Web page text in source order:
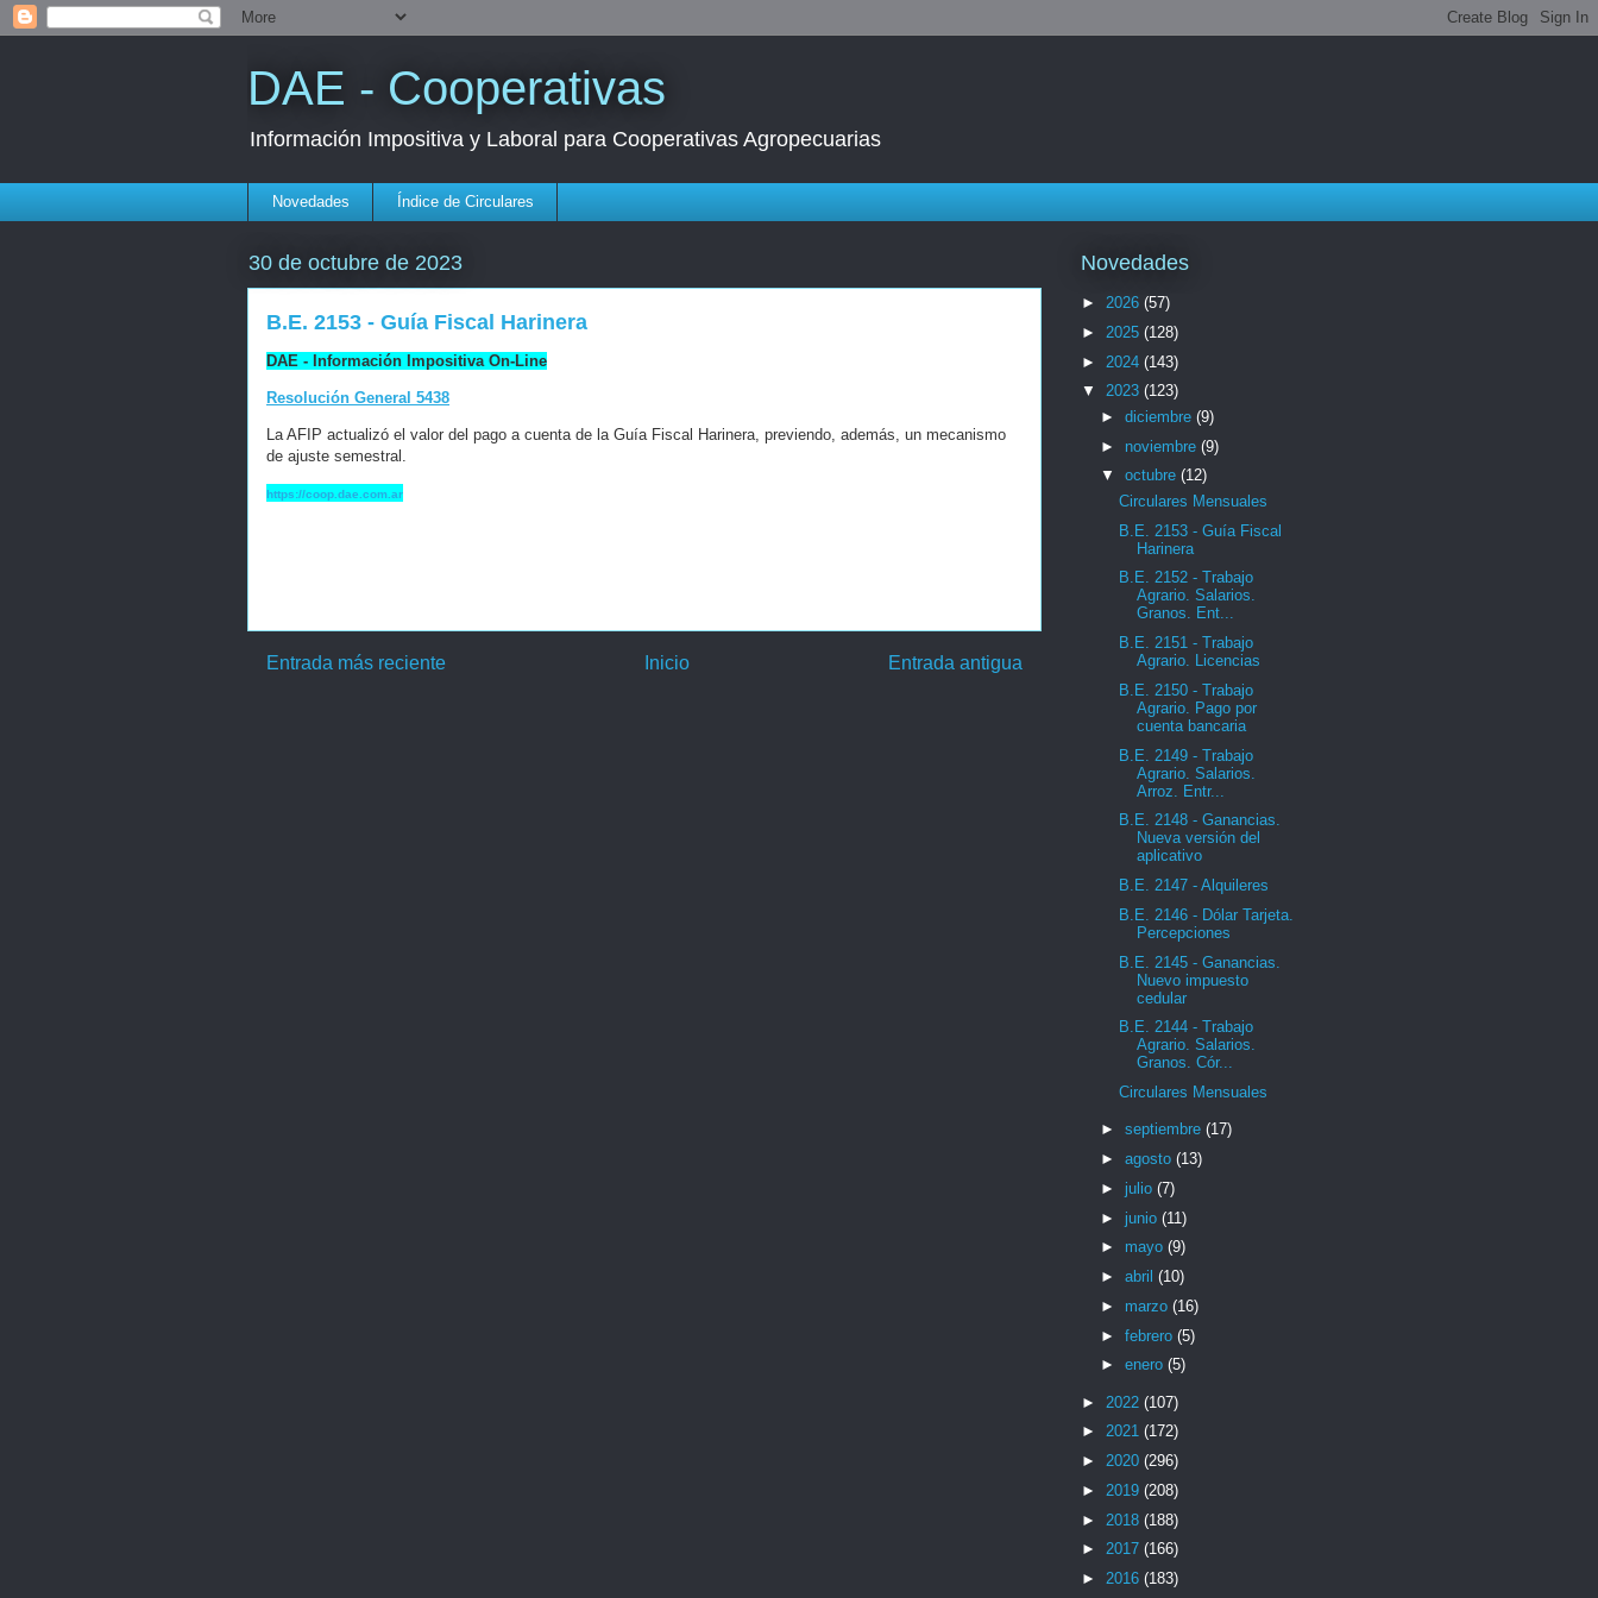
DAE - Cooperativas
Información Impositiva y Laboral para Cooperativas Agropecuarias
Novedades Índice de Circulares
30 de octubre de 2023
B.E. 2153 - Guía Fiscal Harinera
DAE - Información Impositiva On-Line
Resolución General 5438
La AFIP actualizó el valor del pago a cuenta de la Guía Fiscal Harinera, previendo, además, un mecanismo
de ajuste semestral.
https://coop.dae.com.ar
Entrada más reciente Entrada antigua
Inicio
Novedades
► 2026 (57)
► 2025 (128)
► 2024 (143)
▼ 2023 (123)
► diciembre (9)
► noviembre (9)
▼ octubre (12)
Circulares Mensuales
B.E. 2153 - Guía Fiscal
Harinera
B.E. 2152 - Trabajo
Agrario. Salarios.
Granos. Ent...
B.E. 2151 - Trabajo
Agrario. Licencias
B.E. 2150 - Trabajo
Agrario. Pago por
cuenta bancaria
B.E. 2149 - Trabajo
Agrario. Salarios.
Arroz. Entr...
B.E. 2148 - Ganancias.
Nueva versión del
aplicativo
B.E. 2147 - Alquileres
B.E. 2146 - Dólar Tarjeta.
Percepciones
B.E. 2145 - Ganancias.
Nuevo impuesto
cedular
B.E. 2144 - Trabajo
Agrario. Salarios.
Granos. Cór...
Circulares Mensuales
► septiembre (17)
► agosto (13)
► julio (7)
► junio (11)
► mayo (9)
► abril (10)
► marzo (16)
► febrero (5)
► enero (5)
► 2022 (107)
► 2021 (172)
► 2020 (296)
► 2019 (208)
► 2018 (188)
► 2017 (166)
► 2016 (183)